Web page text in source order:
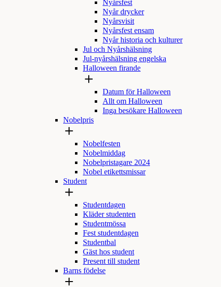
Nyårsfest
Nyår drycker
Nyårsvisit
Nyårsfest ensam
Nyår historia och kulturer
Jul och Nyårshälsning
Jul-nyårshälsning engelska
Halloween firande
Datum för Halloween
Allt om Halloween
Inga besökare Halloween
Nobelpris
Nobelfesten
Nobelmiddag
Nobelpristagare 2024
Nobel etikettsmissar
Student
Studentdagen
Kläder studenten
Studentmössa
Fest studentdagen
Studentbal
Gäst hos student
Present till student
Barns födelse